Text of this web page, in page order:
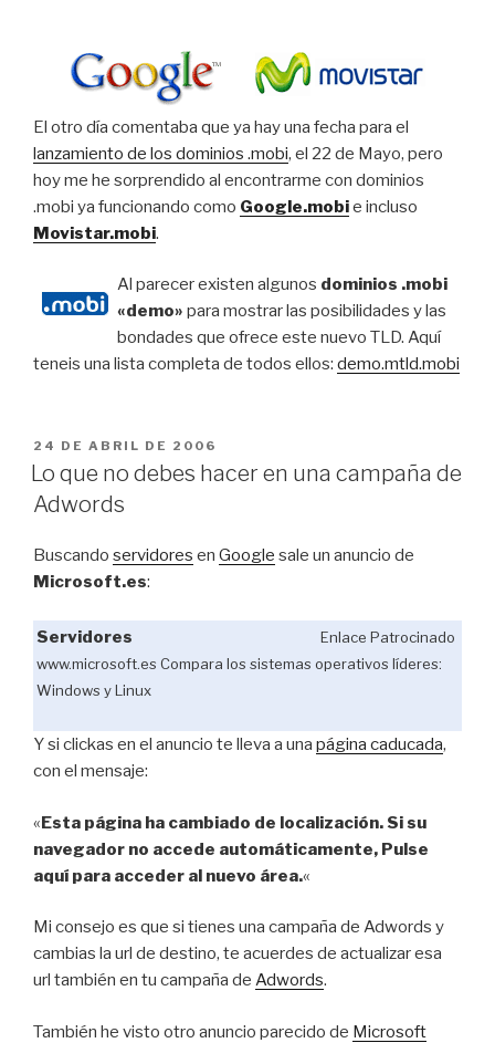
El otro día comentaba que ya hay una fecha para el
lanzamiento de los dominios .mobi, el 22 de Mayo, pero
hoy me he sorprendido al encontrarme con dominios
.mobi ya funcionando como Google.mobie incluso
Movistar.mobi.
Al parecer existen algunos dominios .mobi
«demo» para mostrar las posibilidades y las
bondades que ofrece este nuevo TLD. Aquí
teneis una lista completa de todos ellos: demo.mtld.mobi
PUBLICADO
EL
24 DE ABRIL DE 2006
Lo que no debes hacer en una campaña de
Adwords
Buscando servidores en Google sale un anuncio de
Microsoft.es:
Enlace Patrocinado
Servidores
www.microsoft.es Compara los sistemas operativos líderes:
Windows y Linux
Y si clickas en el anuncio te lleva a una página caducada,
con el mensaje:
«Esta página ha cambiado de localización. Si su
navegador no accede automáticamente, Pulse
aquí para acceder al nuevo área.«
Mi consejo es que si tienes una campaña de Adwords y
cambias la url de destino, te acuerdes de actualizar esa
url también en tu campaña de Adwords.
También he visto otro anuncio parecido de Microsoft